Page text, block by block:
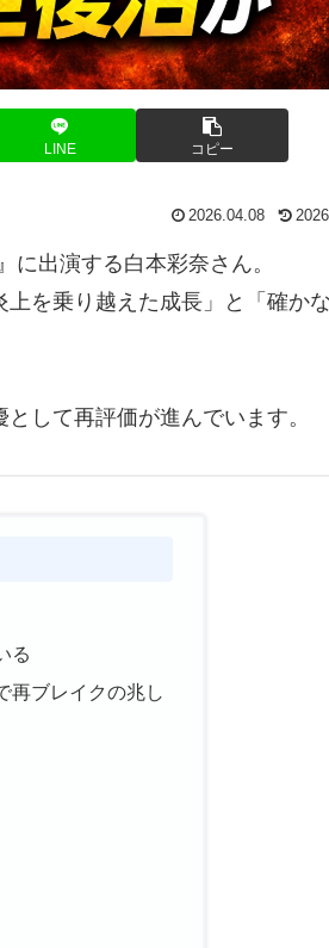
LINE コピー
2026.04.08
出演する白本彩奈さん。
を乗り越えた成長」と「確か
して再評価が進んでいます。
る
再ブレイクの兆し